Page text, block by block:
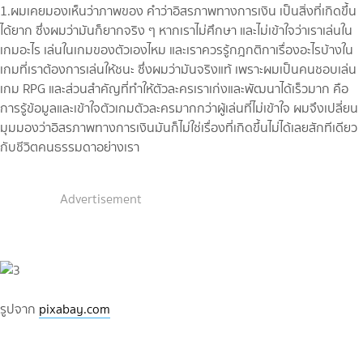
1.ผมเคยมองเห็นว่าภาพของ คำว่าอิสรภาพทางการเงิน เป็นสิ่งที่เกิดขึ้น
ได้ยาก ซึ่งผมว่ามันก็ยากจริง ๆ หากเราไม่ศึกษา และไม่เข้าใจว่าเราเล่นใน
เกมอะไร เล่นในเกมของตัวเองไหม และเราควรรู้กฎกติกาเรื่องอะไรบ้างใน
เกมที่เราต้องการเล่นให้ชนะ ซึ่งผมว่ามันจริงแท้ เพราะผมเป็นคนชอบเล่น
เกม RPG และส่วนสำคัญที่ทำให้ตัวละครเราเก่งและพัฒนาได้เร็วมาก คือ
การรู้ข้อมูลและเข้าใจตัวเกมตัวละครมากกว่าผู้เล่นที่ไม่เข้าใจ ผมจึงเปลี่ยน
มุมมองว่าอิสรภาพทางการเงินมันก็ไม่ใช่เรื่องที่เกิดขึ้นไม่ได้เลยสักทีเดียว
กับชีวิตคนธรรมดาอย่างเรา
Advertisement
รูปจาก pixabay.com